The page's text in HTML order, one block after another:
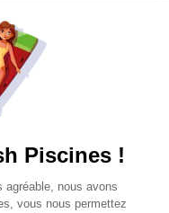
FILTRATION
DE 3)
Piscines !
du
agréable, nous avons
vous nous permettez